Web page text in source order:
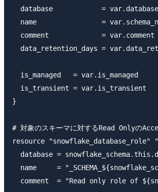
database            =
name                =
  comment             = var.comment
data_retention_days =
  is_managed   = var.is_managed
  is_transient = var.is_transient
}
# 対象のスキーマに対するRead Onlyの
resource "snowflake_database_role"
database =
name     =
comment  = "Read only role of